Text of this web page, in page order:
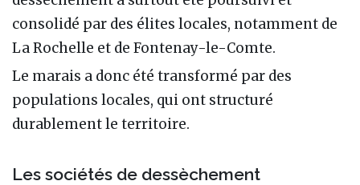
consolidé par des élites locales, notamment de
La Rochelle et de Fontenay-le-Comte.
Le marais a donc été transformé par des
populations locales, qui ont structuré
durablement le territoire.
Les sociétés de dessèchement